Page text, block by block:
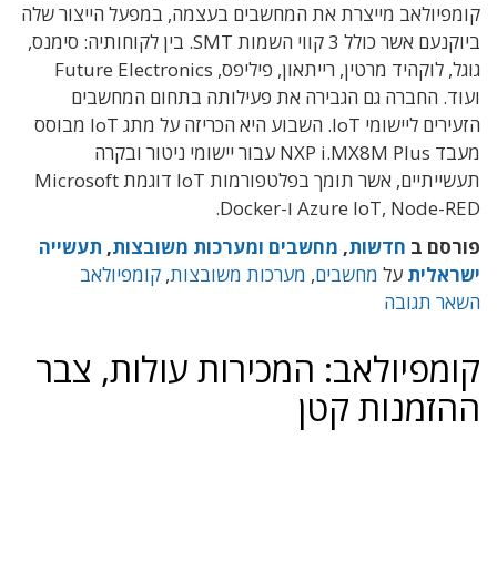
קומפיולאב מייצרת את המחשבים בעצמה, במפעל הייצור שלה
ביוקנעם אשר כולל 3 קווי השמות SMT. בין לקוחותיה: סימנס,
גוגל, לוקהיד מרטין, רייתאון, פיליפס, Future Electronics
ועוד. החברה גם הגבירה את פעילותה בתחום המחשבים
הזעירים ליישומי IoT. השבוע היא הכריזה על מתג IoT מבוסס
מעבד NXP i.MX8M Plus עבור יישומי ניטור ובקרה
תעשייתיים, אשר תומך בפלטפורמות IoT דוגמת Microsoft
Azure IoT, Node-RED ו-Docker.
פורסם ב חדשות, מחשבים ומערכות משובצות, תעשייה
ישראלית על מחשבים, מערכות משובצות, קומפיולאב
השאר תגובה
קומפיולאב: המכירות עולות, צבר
ההזמנות קטן